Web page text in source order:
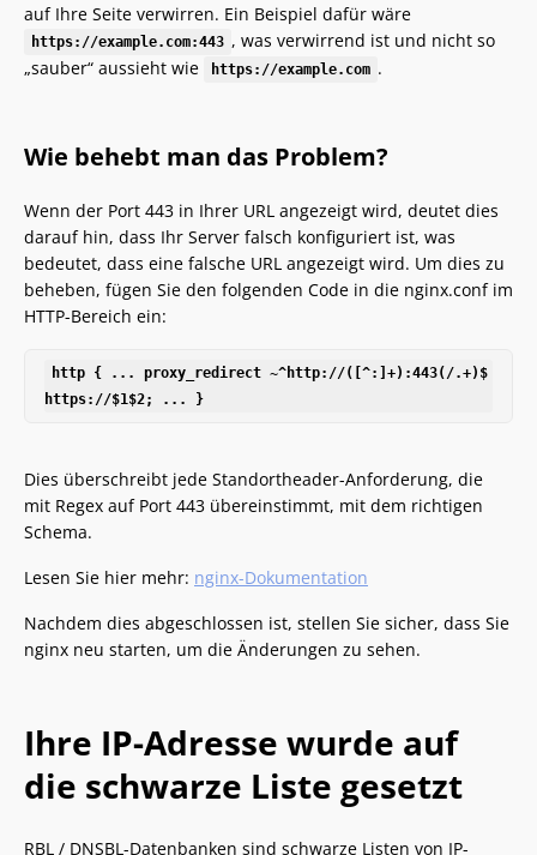
auf Ihre Seite verwirren. Ein Beispiel dafür wäre
https://example.com:443 , was verwirrend ist und nicht so
„sauber“ aussieht wie
https://example.com .
Wie behebt man das Problem?
Wenn der Port 443 in Ihrer URL angezeigt wird, deutet dies
darauf hin, dass Ihr Server falsch konfiguriert ist, was
bedeutet, dass eine falsche URL angezeigt wird. Um dies zu
beheben, fügen Sie den folgenden Code in die nginx.conf im
HTTP-Bereich ein:
http { ... proxy_redirect ~^http://([^:]+):443(/.+)$
https://$1$2; ... }
Dies überschreibt jede Standortheader-Anforderung, die
mit Regex auf Port 443 übereinstimmt, mit dem richtigen
Schema.
Lesen Sie hier mehr: nginx-Dokumentation
Nachdem dies abgeschlossen ist, stellen Sie sicher, dass Sie
nginx neu starten, um die Änderungen zu sehen.
Ihre IP-Adresse wurde auf
die schwarze Liste gesetzt
RBL / DNSBL-Datenbanken sind schwarze Listen von IP-